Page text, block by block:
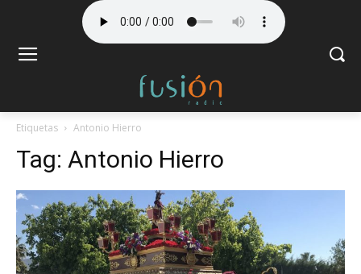
Etiquetas Antonio Hierro
Tag: Antonio Hierro